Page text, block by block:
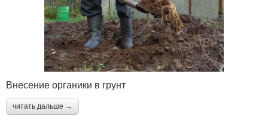
Внесение органики в грунт
читать дальше →